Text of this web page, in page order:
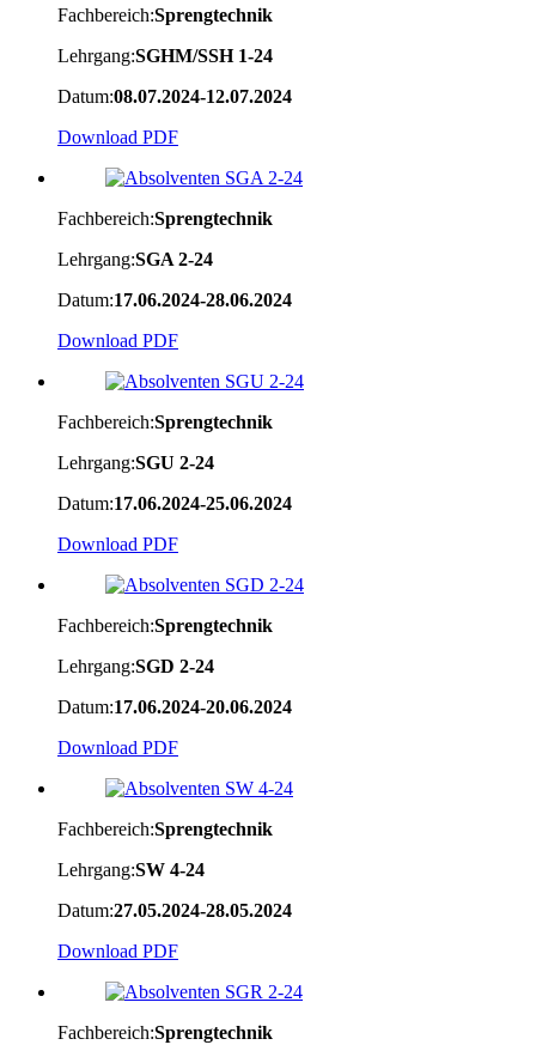
Fachbereich:Sprengtechnik
Lehrgang:SGHM/SSH 1-24
Datum:08.07.2024-12.07.2024
Download PDF
Fachbereich:Sprengtechnik
Lehrgang:SGA 2-24
Datum:17.06.2024-28.06.2024
Download PDF
Fachbereich:Sprengtechnik
Lehrgang:SGU 2-24
Datum:17.06.2024-25.06.2024
Download PDF
Fachbereich:Sprengtechnik
Lehrgang:SGD 2-24
Datum:17.06.2024-20.06.2024
Download PDF
Fachbereich:Sprengtechnik
Lehrgang:SW 4-24
Datum:27.05.2024-28.05.2024
Download PDF
Fachbereich:Sprengtechnik